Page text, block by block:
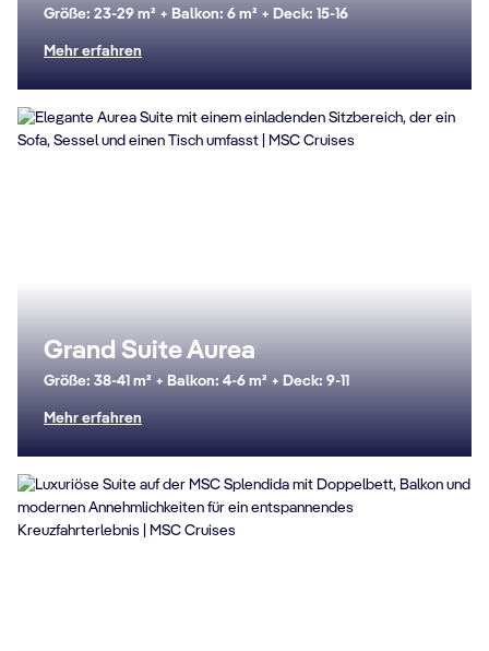
Größe: 23-29 m² + Balkon: 6 m² + Deck: 15-16
Mehr erfahren
Grand Suite Aurea
Größe: 38-41 m² + Balkon: 4-6 m² + Deck: 9-11
Mehr erfahren